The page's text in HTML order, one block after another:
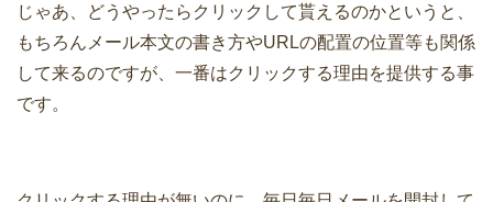
じゃあ、どうやったらクリックして貰えるのかというと、
もちろんメール本文の書き方やURLの配置の位置等も関係
して来るのですが、一番はクリックする理由を提供する事
です。